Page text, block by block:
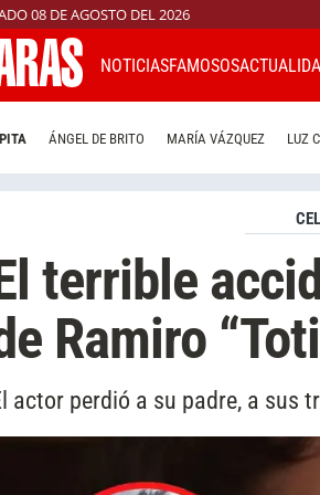
08 DE AGOSTO DEL 2026
NOTICIASFAMOSOS
ÁNGEL DE BRITO MARÍA VÁZQUEZ LUZ
terrible
Ramiro
actor perdió a su padre, a sus